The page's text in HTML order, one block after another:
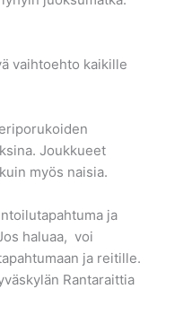
vaihtoehto kaikille
Joukkueet
myös naisia.
ja
haluaa, voi
ja reitille.
Rantaraittia